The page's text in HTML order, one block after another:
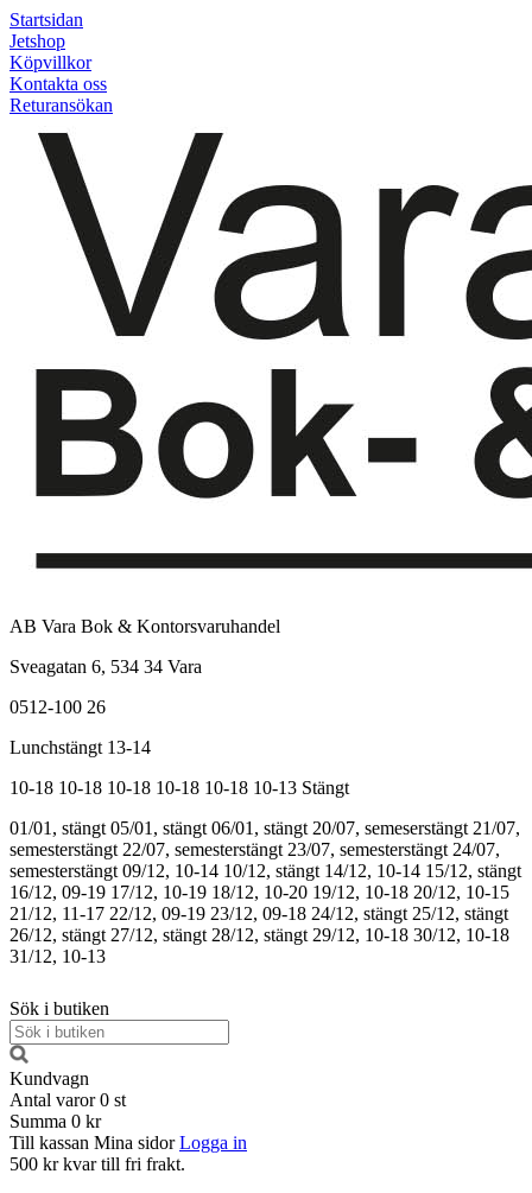
Startsidan
Jetshop
Köpvillkor
Kontakta oss
Returansökan
AB Vara Bok & Kontorsvaruhandel
Sveagatan 6, 534 34 Vara
0512-100 26
Lunchstängt 13-14
10-18 10-18 10-18 10-18 10-18 10-13 Stängt
01/01, stängt 05/01, stängt 06/01, stängt 20/07, semeserstängt 21/07,
semesterstängt 22/07, semesterstängt 23/07, semesterstängt 24/07,
semesterstängt 09/12, 10-14 10/12, stängt 14/12, 10-14 15/12, stängt
16/12, 09-19 17/12, 10-19 18/12, 10-20 19/12, 10-18 20/12, 10-15
21/12, 11-17 22/12, 09-19 23/12, 09-18 24/12, stängt 25/12, stängt
26/12, stängt 27/12, stängt 28/12, stängt 29/12, 10-18 30/12, 10-18
31/12, 10-13
Sök i butiken
Kundvagn
Antal varor 0 st
Summa 0 kr
Till kassan Mina sidor Logga in
500 kr kvar till fri frakt.